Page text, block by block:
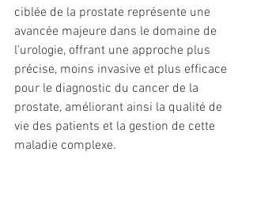
ciblée de la prostate représente une
avancée majeure dans le domaine de
l'urologie, offrant une approche plus
précise, moins invasive et plus efficace
pour le diagnostic du cancer de la
prostate, améliorant ainsi la qualité de
vie des patients et la gestion de cette
maladie complexe.